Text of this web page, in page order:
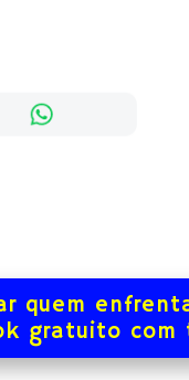
quem
gratuito